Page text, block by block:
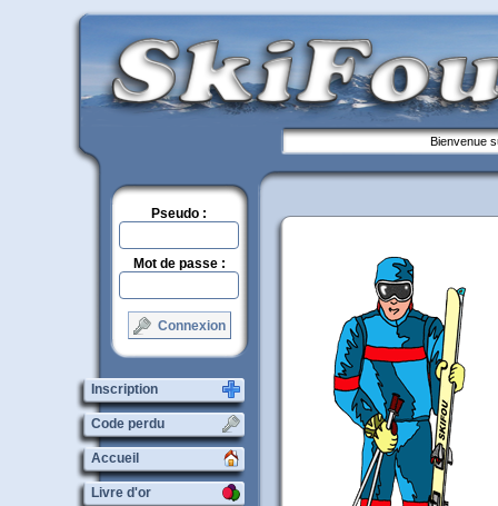
Bienvenue
Pseudo :
Mot de passe :
Connexion
Inscription
Code perdu
Accueil
Livre d'or